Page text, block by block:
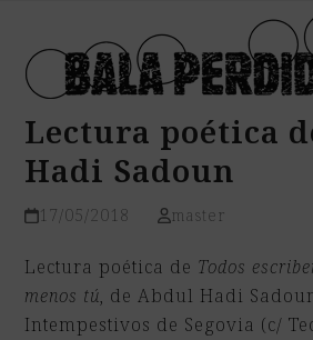
content
mobile
menu
mobile
menu
Lectura poética
Hadi Sadoun
17/05/2018 master
Lectura poética de Todos
menos tú, de Abdul Hadi
Intempestivos de Segovia (c/